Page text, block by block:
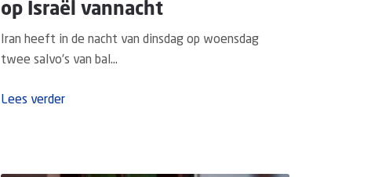
op Israël vannacht
Iran heeft in de nacht van dinsdag op woensdag
twee salvo’s van bal...
Lees verder